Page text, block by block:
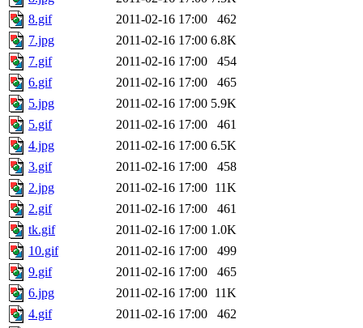
8.gif
2011-02-16 17:00
462
7.jpg
2011-02-16 17:00 6.8K
7.gif
2011-02-16 17:00
454
6.gif
2011-02-16 17:00
465
5.jpg
2011-02-16 17:00 5.9K
5.gif
2011-02-16 17:00
461
4.jpg
2011-02-16 17:00 6.5K
3.gif
2011-02-16 17:00
458
2.jpg
2011-02-16 17:00 11K
2.gif
2011-02-16 17:00
461
tk.gif
2011-02-16 17:00 1.0K
10.gif
2011-02-16 17:00
499
9.gif
2011-02-16 17:00
465
6.jpg
2011-02-16 17:00 11K
4.gif
2011-02-16 17:00
462